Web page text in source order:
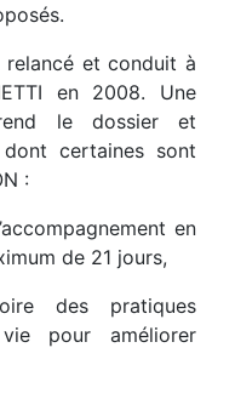
relancé et conduit à
en 2008. Une
le dossier et
dont certaines sont
:
en
de 21 jours,
des pratiques
pour améliorer